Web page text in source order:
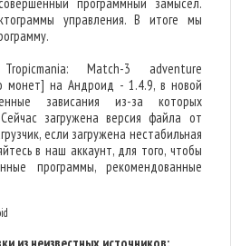
управления. В итоге мы
Match-3 adventure
на Андроид - 1.4.9, в новой
зависания из-за которых
загружена версия файла от
если загружена нестабильная
в наш аккаунт, для того, чтобы
программы, рекомендованные